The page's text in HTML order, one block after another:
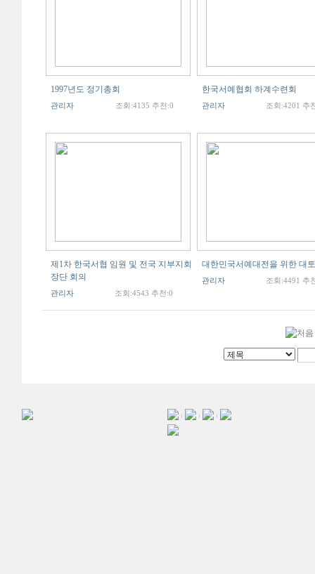
1997년도 정기총회
관리자 조회:4135 추천:0
한국서예협회 하계수련회
관리자 조회:4201 추
제1차 한국서협 임원 및 전국 지부지회
장단 회의
관리자 조회:4543 추천:0
대한민국서예대전을 위한 대
관리자 조회:4491 추